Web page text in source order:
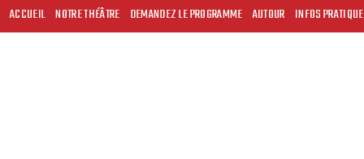
ACCUEIL NOTRE THÉÂTRE DEMANDEZ LE PROGRAMME AUTOUR INFOS